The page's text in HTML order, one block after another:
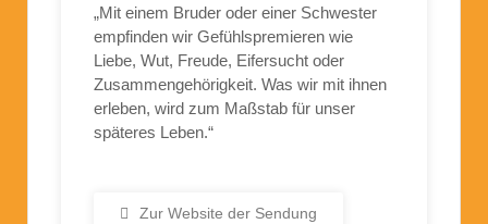
„Mit einem Bruder oder einer Schwester
empfinden wir Gefühlspremieren wie
Liebe, Wut, Freude, Eifersucht oder
Zusammengehörigkeit. Was wir mit ihnen
erleben, wird zum Maßstab für unser
späteres Leben.“
Zur Website der Sendung